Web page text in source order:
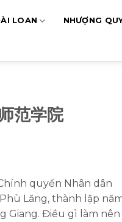
LOAN NHƯỢNG
范学院
quyền Nhân dân
Lăng, thành lập
Giang. Điều gì làm